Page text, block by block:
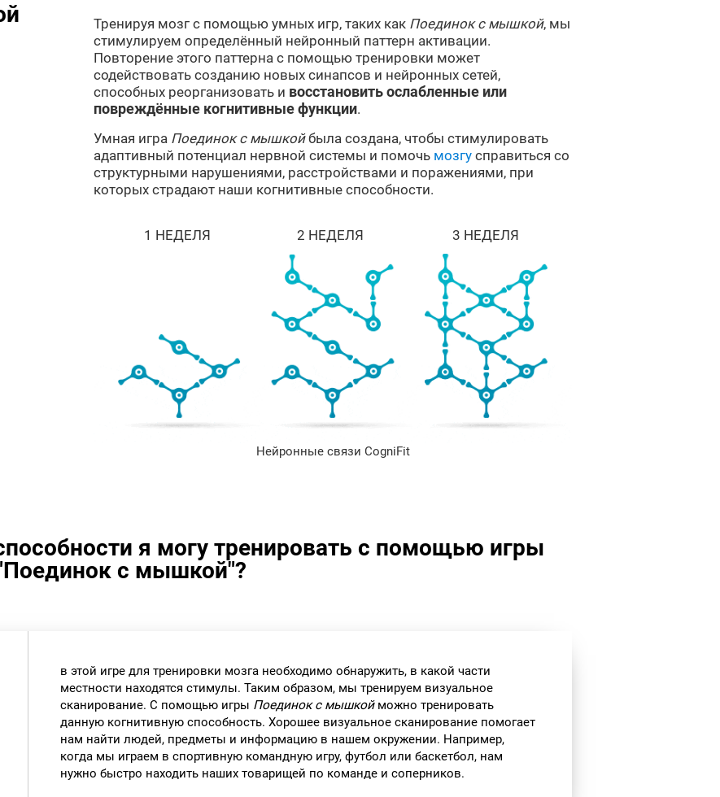
Тренируя мозг с помощью умных игр, таких как Поединок с мышкой, мы
стимулируем определённый нейронный паттерн активации.
Повторение этого паттерна с помощью тренировки может
содействовать созданию новых синапсов и нейронных сетей,
способных реорганизовать и восстановить ослабленные или
повреждённые когнитивные функции.
Умная игра Поединок с мышкойбыла создана, чтобы стимулировать
адаптивный потенциал нервной системы и помочь мозгу справиться со
структурными нарушениями, расстройствами и поражениями, при
которых страдают наши когнитивные способности.
1 НЕДЕЛЯ 2 НЕДЕЛЯ 3 НЕДЕЛЯ
Нейронные связи CogniFit
я могу тренировать с помощью игры
с мышкой"?
в этой игре для тренировки мозга необходимо обнаружить, в какой части
местности находятся стимулы. Таким образом, мы тренируем визуальное
сканирование. С помощью игры Поединок с мышкойможно тренировать
данную когнитивную способность. Хорошее визуальное сканирование помогает
нам найти людей, предметы и информацию в нашем окружении. Например,
когда мы играем в спортивную командную игру, футбол или баскетбол, нам
нужно быстро находить наших товарищей по команде и соперников.